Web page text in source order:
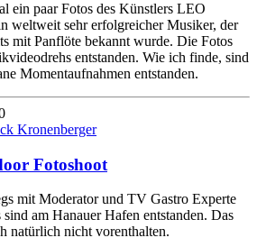
ein paar Fotos des Künstlers LEO
weltweit sehr erfolgreicher Musiker, der
mit Panflöte bekannt wurde. Die Fotos
entstanden. Wie ich finde, sind
Momentaufnahmen entstanden.
Fotoshoot
mit Moderator und TV Gastro Experte
am Hanauer Hafen entstanden. Das
natürlich nicht vorenthalten.